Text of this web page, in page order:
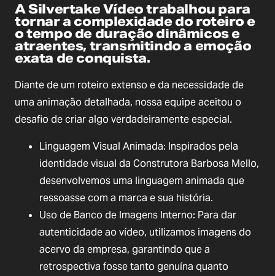
A Silvertake Vídeo trabalhou para
tornar a complexidade do roteiro e
o tempo de duração dinâmicos e
atraentes, transmitindo a emoção
exata de conquista.
Diante de um roteiro extenso e da necessidade de
uma animação detalhada, nossa equipe aceitou o
desafio de criar algo verdadeiramente especial.
Linguagem Visual Animada: Inspirados pela
identidade visual da Construtora Barbosa Mello,
desenvolvemos uma linguagem animada que
ressoasse com a marca e sua história.
Uso de Banco de Imagens Interno: Para dar
autenticidade ao vídeo, utilizamos imagens do
acervo da empresa, garantindo que a
retrospectiva fosse tanto genuína quanto